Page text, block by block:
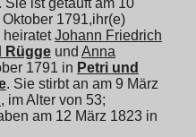
. Sie ist getauft am 10
Oktober 1791,ihr(e)
heiratetJohann Friedrich
Rügge und Anna
1791 in Petri und
. Sie stirbt an am 9 März
, im Alter von 53;
am 12 März 1823 in